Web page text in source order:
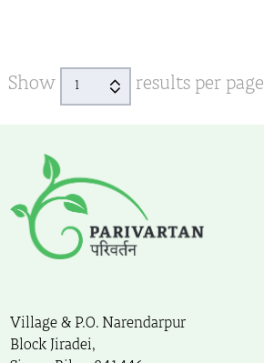
Show results per page
Village & P.O. Narendarpur
Block Jiradei,